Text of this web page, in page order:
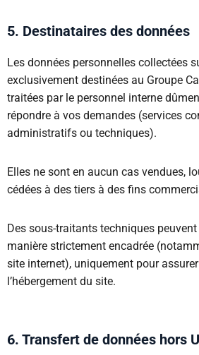
5. Destinataires des données
Les données personnelles collectées
exclusivement destinées au Groupe
traitées par le personnel interne
répondre à vos demandes (services
administratifs ou techniques).
Elles ne sont en aucun cas vendues,
cédées à des tiers à des fins
Des sous-traitants techniques
manière strictement encadrée
site internet), uniquement pour
l’hébergement du site.
6. Transfert de données hors